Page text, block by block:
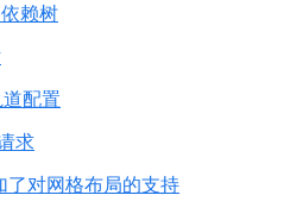
赖树
配置
求
了对网格布局的支持